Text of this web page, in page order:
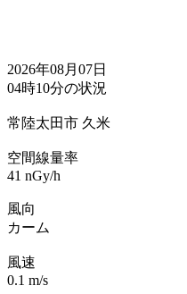
2026年08月07日
04時10分の状況
常陸太田市 久米
空間線量率
41 nGy/h
風向
カーム
風速
0.1 m/s